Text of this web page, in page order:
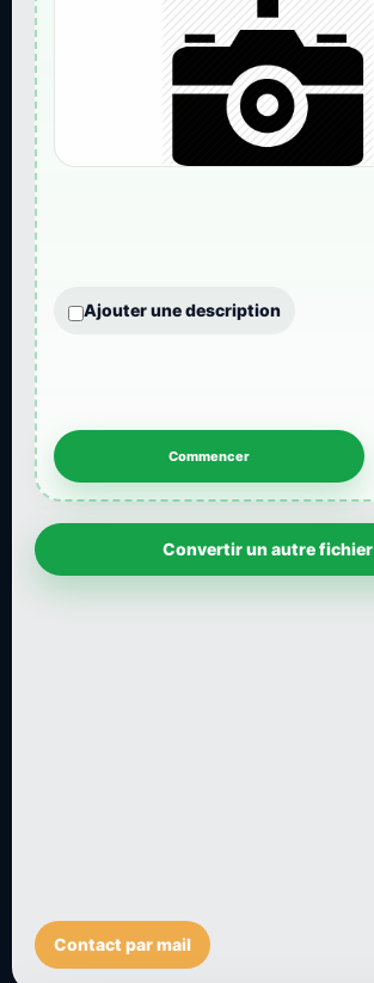
Ajouter une description
Convertir un autre fichier
Contact par mail